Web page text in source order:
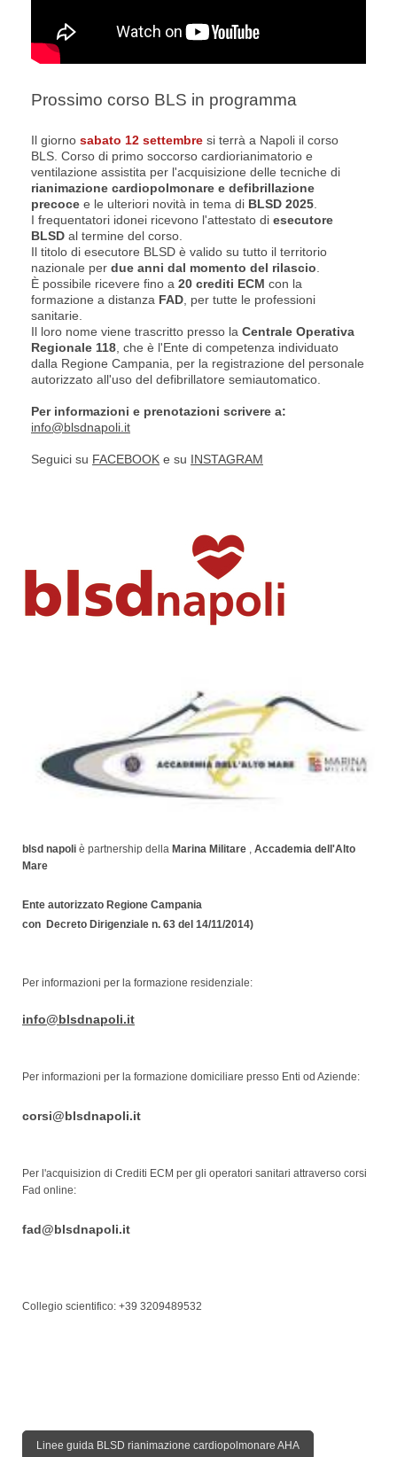
Prossimo corso BLS in programma
Il giorno sabato 12 settembre si terrà a Napoli il corso
BLS. Corso di primo soccorso cardiorianimatorio e
ventilazione assistita per l'acquisizione delle tecniche di
rianimazione cardiopolmonare e defibrillazione
precoce e le ulteriori novità in tema di BLSD 2025
I frequentatori idonei ricevono l'attestato di esecutore
BLSD al termine del corso.
Il titolo di esecutore BLSD è valido su tutto il territorio
nazionale per due anni dal momento del rilascio
È possibile ricevere fino a 20 crediti ECM con la
formazione a distanza FAD , per tutte le professioni
sanitarie.
Il loro nome viene trascritto presso la Centrale Operativa
Regionale 118 , che è l'Ente di competenza individuato
dalla Regione Campania, per la registrazione del personale
autorizzato all'uso del defibrillatore semiautomatico.
Per informazioni e prenotazioni scrivere a:
info@blsdnapoli.it
Seguici su FACEBOOK e su INSTAGRAM
blsd napoli è partnership della Marina Militare , Accademia dell'Alto
Mare
Ente autorizzato Regione Campania
con Decreto Dirigenziale n. 63 del 14/11/2014)
Per informazioni per la formazione residenziale:
info@blsdnapoli.it
Per informazioni per la formazione domiciliare presso Enti od Aziende:
corsi@blsdnapoli.it
Per l'acquisizion di Crediti ECM per gli operatori sanitari attraverso corsi
Fad online:
fad@blsdnapoli.it
Collegio scientifico: +39 3209489532
Linee guida BLSD rianimazione cardiopolmonare AHA